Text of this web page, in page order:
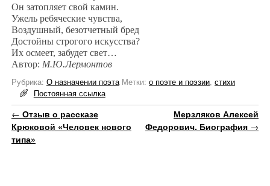
Он затопляет свой камин.
Ужель ребяческие чувства,
Воздушный, безотчетный бред
Достойны строгого искусства?
Их осмеет, забудет свет…
Автор: М.Ю.Лермонтов
Рубрика: О назначении поэта Метки: о поэте и поэзии, стихи
Постоянная ссылка
Навигация по записям
← Отзыв о рассказе
Крюковой «Человек нового
типа»
Мерзляков Алексей
Федорович. Биография →